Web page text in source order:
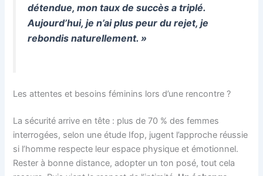
détendue, mon taux de succès a triplé.
Aujourd’hui, je n’ai plus peur du rejet, je
rebondis naturellement. »
Les attentes et besoins féminins lors d’une rencontre ?
La sécurité arrive en tête : plus de 70 % des femmes
interrogées, selon une étude Ifop, jugent l’approche réussie
si l’homme respecte leur espace physique et émotionnel.
Rester à bonne distance, adopter un ton posé, tout cela